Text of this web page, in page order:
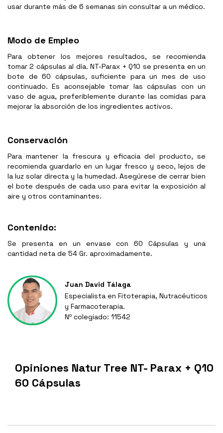
usar durante más de 6 semanas sin consultar a un médico.
Modo de Empleo
Para obtener los mejores resultados, se recomienda
tomar 2 cápsulas al día. NT-Parax + Q10 se presenta en un
bote de 60 cápsulas, suficiente para un mes de uso
continuado. Es aconsejable tomar las cápsulas con un
vaso de agua, preferiblemente durante las comidas para
mejorar la absorción de los ingredientes activos.
Conservación
Para mantener la frescura y eficacia del producto, se
recomienda guardarlo en un lugar fresco y seco, lejos de
la luz solar directa y la humedad. Asegúrese de cerrar bien
el bote después de cada uso para evitar la exposición al
aire y otros contaminantes.
Contenido:
Se presenta en un envase con 60 Cápsulas y una
cantidad neta de 54 Gr. aproximadamente.
Juan David Tálaga
Especialista en Fitoterapia, Nutracéuticos
y Farmacoterapia.
Nº colegiado: 11542
Opiniones Natur Tree NT- Parax + Q10
60 Cápsulas